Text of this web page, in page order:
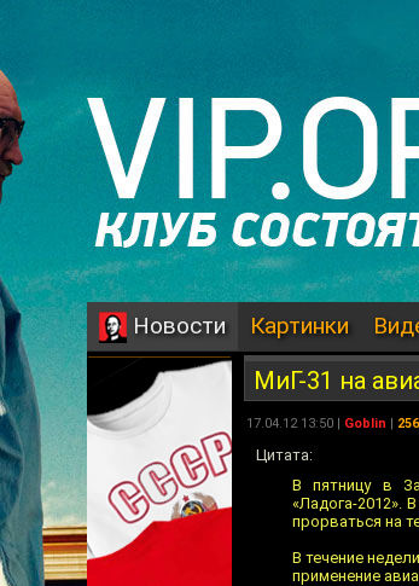
Новости Картинки
МиГ-31 на
17.04.12 13:50 | Goblin |
Цитата:
В пятницу в
«Ладога-2012».
прорваться на
В течение
применение